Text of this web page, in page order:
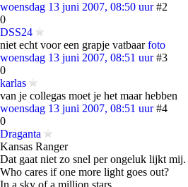
woensdag 13 juni 2007, 08:50 uur #2
0
DSS24
niet echt voor een grapje vatbaarfoto
woensdag 13 juni 2007, 08:51 uur #3
0
karlas
van je collegas moet je het maar hebben
woensdag 13 juni 2007, 08:51 uur #4
0
Draganta
Kansas Ranger
Dat gaat niet zo snel per ongeluk lijkt mij.
Who cares if one more light goes out?
In a sky of a million stars